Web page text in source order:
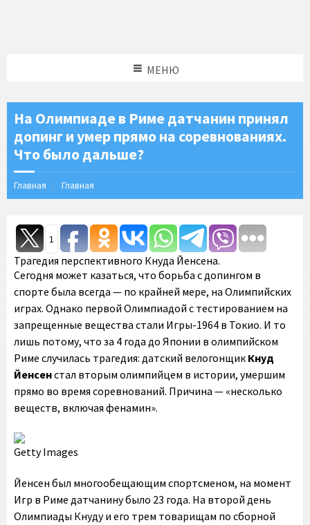
МЕНЮ
На Олимпиаде в Риме датчанин принял
допинг и умер прямо на соревнованиях.
Что было дальше?
Главная Главная
1
Трагедия перспективного Кнуда Йенсена.
Сегодня может казаться, что борьба с допингом в
спорте была всегда — по крайней мере, на Олимпийских
играх. Однако первой Олимпиадой с тестированием на
запрещенные вещества стали Игры-1964 в Токио. И то
лишь потому, что за 4 года до Японии в олимпийском
Риме случилась трагедия: датский велогонщик Кнуд
Йенсенстал вторым олимпийцем в истории, умершим
прямо во время соревнований. Причина — «несколько
веществ, включая фенамин».
Getty Images
Йенсен был многообещающим спортсменом, на момент
Игр в Риме датчанину было 23 года. На второй день
Олимпиады Кнуду и его трем товарищам по сборной